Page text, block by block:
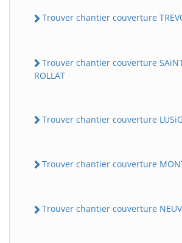
Trouver chantier couverture
Trouver chantier couverture
ROLLAT
Trouver chantier couverture
Trouver chantier couverture
Trouver chantier couverture